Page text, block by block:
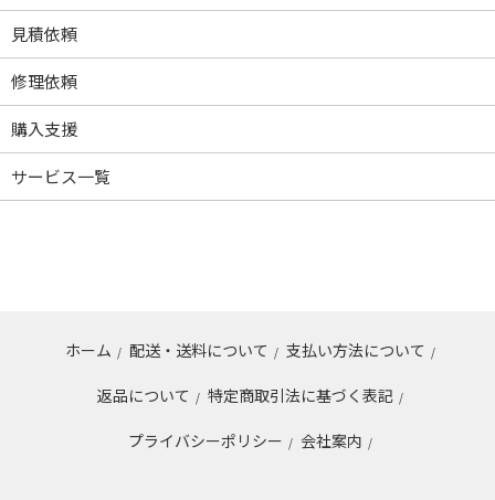
見積依頼
修理依頼
購入支援
サービス一覧
ホーム / 配送・送料について / 支払い方法について /
返品について / 特定商取引法に基づく表記 /
プライバシーポリシー / 会社案内 /